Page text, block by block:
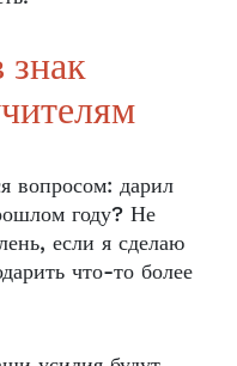
знак
вопросом: дарил
году? Не
если я сделаю
что-то более